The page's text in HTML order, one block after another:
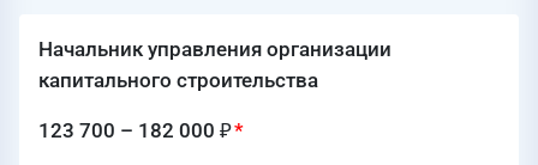
Начальник управления организации
капитального строительства
123 700 – 182 000 ₽